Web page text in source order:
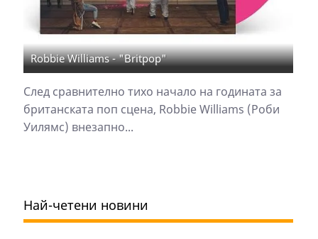
Robbie Williams - "Britpop"
След сравнително тихо начало на годината за
британската поп сцена, Robbie Williams (Роби
Уилямс) внезапно...
Най-четени новини